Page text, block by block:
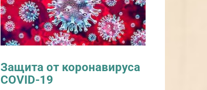
Защита от коронавируса
COVID-19